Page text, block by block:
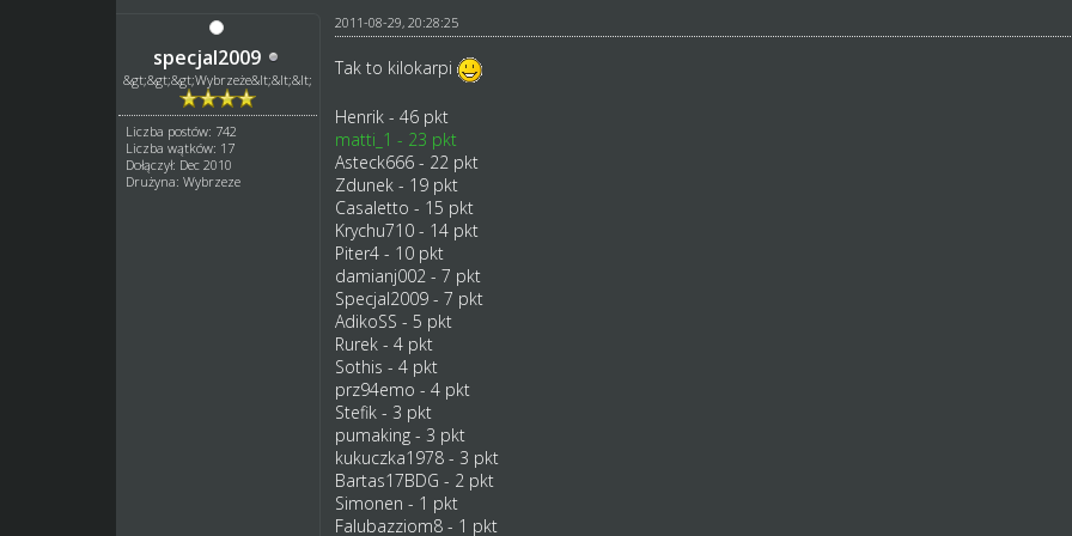
specjal2009
&gt;&gt;&gt;Wybrzeże&lt;&lt;&lt;
Liczba postów: 742
Liczba wątków: 17
Dołączył: Dec 2010
Drużyna: Wybrzeze
2011-08-29, 20:28:25
Tak to kilokarpi
Henrik - 46 pkt
matti_1 - 23 pkt
Asteck666 - 22 pkt
Zdunek - 19 pkt
Casaletto - 15 pkt
Krychu710 - 14 pkt
Piter4 - 10 pkt
damianj002 - 7 pkt
Specjal2009 - 7 pkt
AdikoSS - 5 pkt
Rurek - 4 pkt
Sothis - 4 pkt
prz94emo - 4 pkt
Stefik - 3 pkt
pumaking - 3 pkt
kukuczka1978 - 3 pkt
Bartas17BDG - 2 pkt
Simonen - 1 pkt
Falubazziom8 - 1 pkt